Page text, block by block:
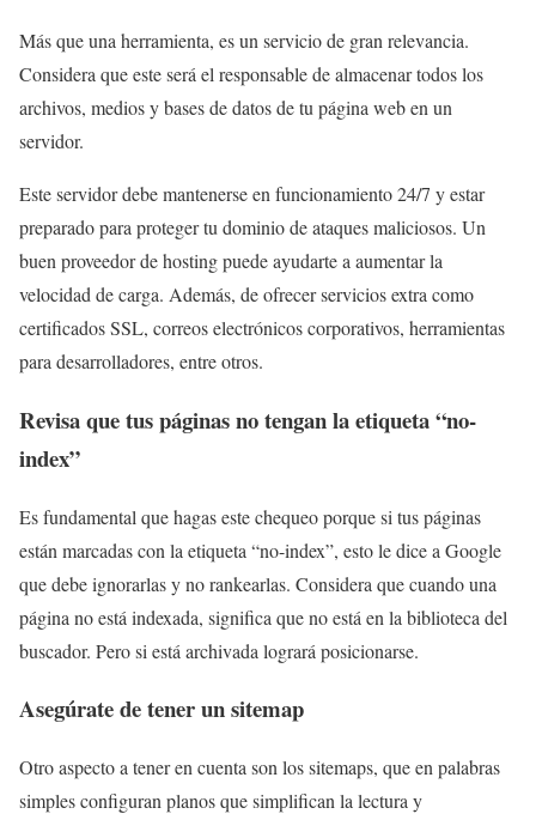
Más que una herramienta, es un servicio de gran relevancia.
Considera que este será el responsable de almacenar todos los
archivos, medios y bases de datos de tu página web en un
servidor.
Este servidor debe mantenerse en funcionamiento 24/7 y estar
preparado para proteger tu dominio de ataques maliciosos. Un
buen proveedor de hosting puede ayudarte a aumentar la
velocidad de carga. Además, de ofrecer servicios extra como
certificados SSL, correos electrónicos corporativos, herramientas
para desarrolladores, entre otros.
Revisa que tus páginas no tengan la etiqueta “no-
index”
Es fundamental que hagas este chequeo porque si tus páginas
están marcadas con la etiqueta “no-index”, esto le dice a Google
que debe ignorarlas y no rankearlas. Considera que cuando una
página no está indexada, significa que no está en la biblioteca del
buscador. Pero si está archivada logrará posicionarse.
Asegúrate de tener un sitemap
Otro aspecto a tener en cuenta son los sitemaps, que en palabras
simples configuran planos que simplifican la lectura y